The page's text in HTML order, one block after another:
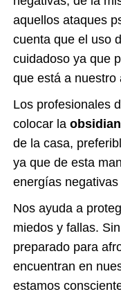
aquellos ataques
cuenta que el uso
cuidadoso ya que
que está a nuestro
Los profesionales
colocar la
de la casa,
ya que de esta
energías
Nos ayuda a
miedos y fallas.
preparado para
encuentran en
estamos